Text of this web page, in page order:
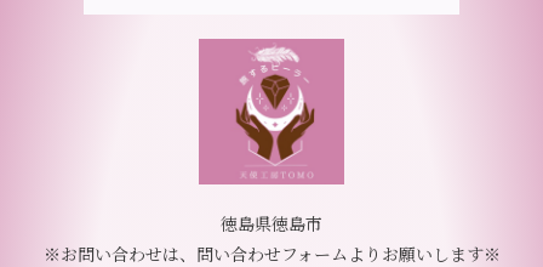
徳島県徳島市
※お問い合わせは、問い合わせフォームよりお願いします※